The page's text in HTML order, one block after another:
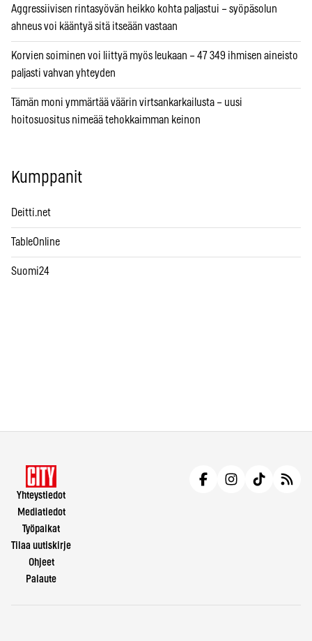
Aggressiivisen rintasyövän heikko kohta paljastui – syöpäsolun
ahneus voi kääntyä sitä itseään vastaan
Korvien soiminen voi liittyä myös leukaan – 47 349 ihmisen aineisto
paljasti vahvan yhteyden
Tämän moni ymmärtää väärin virtsankarkailusta – uusi
hoitosuositus nimeää tehokkaimman keinon
Kumppanit
Deitti.net
TableOnline
Suomi24
Yhteystiedot
Mediatiedot
Työpaikat
Tilaa uutiskirje
Ohjeet
Palaute